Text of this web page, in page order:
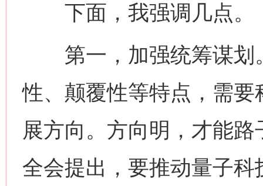
下面，我强调几点。
第一，加强统筹谋划
性、颠覆性等特点，需
展方向。方向明，才能
全会提出，要推动量子